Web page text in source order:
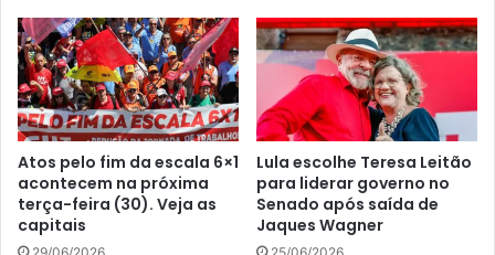
Atos pelo fim da escala 6×1
acontecem na próxima
terça-feira (30). Veja as
capitais
Lula escolhe Teresa Leitão
para liderar governo no
Senado após saída de
Jaques Wagner